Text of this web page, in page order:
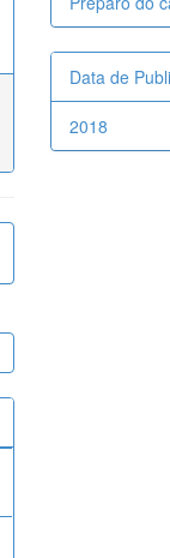
Data de
2018